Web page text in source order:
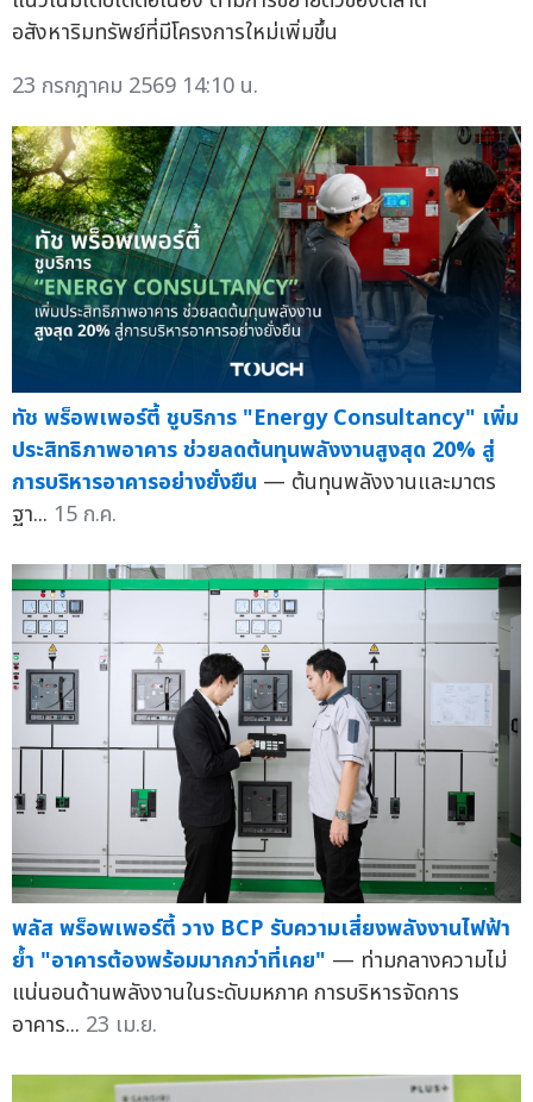
อสังหาริมทรัพย์ที่มีโครงการใหม่เพิ่มขึ้น
23 กรกฎาคม 2569 14:10 น.
ทัช พร็อพเพอร์ตี้ ชูบริการ "Energy Consultancy" เพิ่ม
ประสิทธิภาพอาคาร ช่วยลดต้นทุนพลังงานสูงสุด 20% สู่
การบริหารอาคารอย่างยั่งยืน — ต้นทุนพลังงานและมาตร
ฐา... 15 ก.ค.
พลัส พร็อพเพอร์ตี้ วาง BCP รับความเสี่ยงพลังงานไฟฟ้า
ย้ำ "อาคารต้องพร้อมมากกว่าที่เคย" — ท่ามกลางความไม่
แน่นอนด้านพลังงานในระดับมหภาค การบริหารจัดการ
อาคาร... 23 เม.ย.